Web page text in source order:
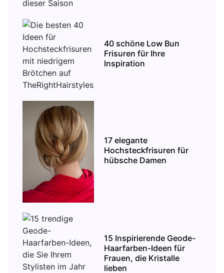
40 schöne Low Bun
Frisuren für Ihre
Inspiration
17 elegante
Hochsteckfrisuren für
hübsche Damen
15 Inspirierende Geode-
Haarfarben-Ideen für
Frauen, die Kristalle
lieben